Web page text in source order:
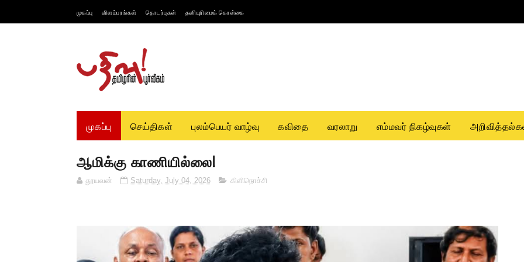
முகப்பு விளம்பரங்கள் தொடர்புகள் தனியுரிமைக் கொள்கை
முகப்பு செய்திகள் புலம்பெயர் வாழ்வு கவிதை வரலாறு எம்மவர் நிகழ்வுகள்
ஆமிக்கு காணியில்லை!
தூயவன் Saturday, July 04, 2026 கிளிநொச்சி